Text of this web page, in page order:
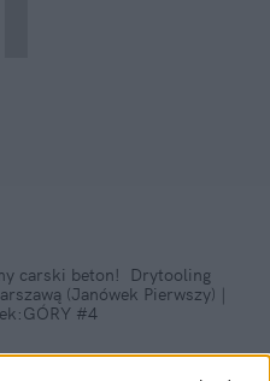
carski beton!  Drytooling
(Janówek Pierwszy) |
#4